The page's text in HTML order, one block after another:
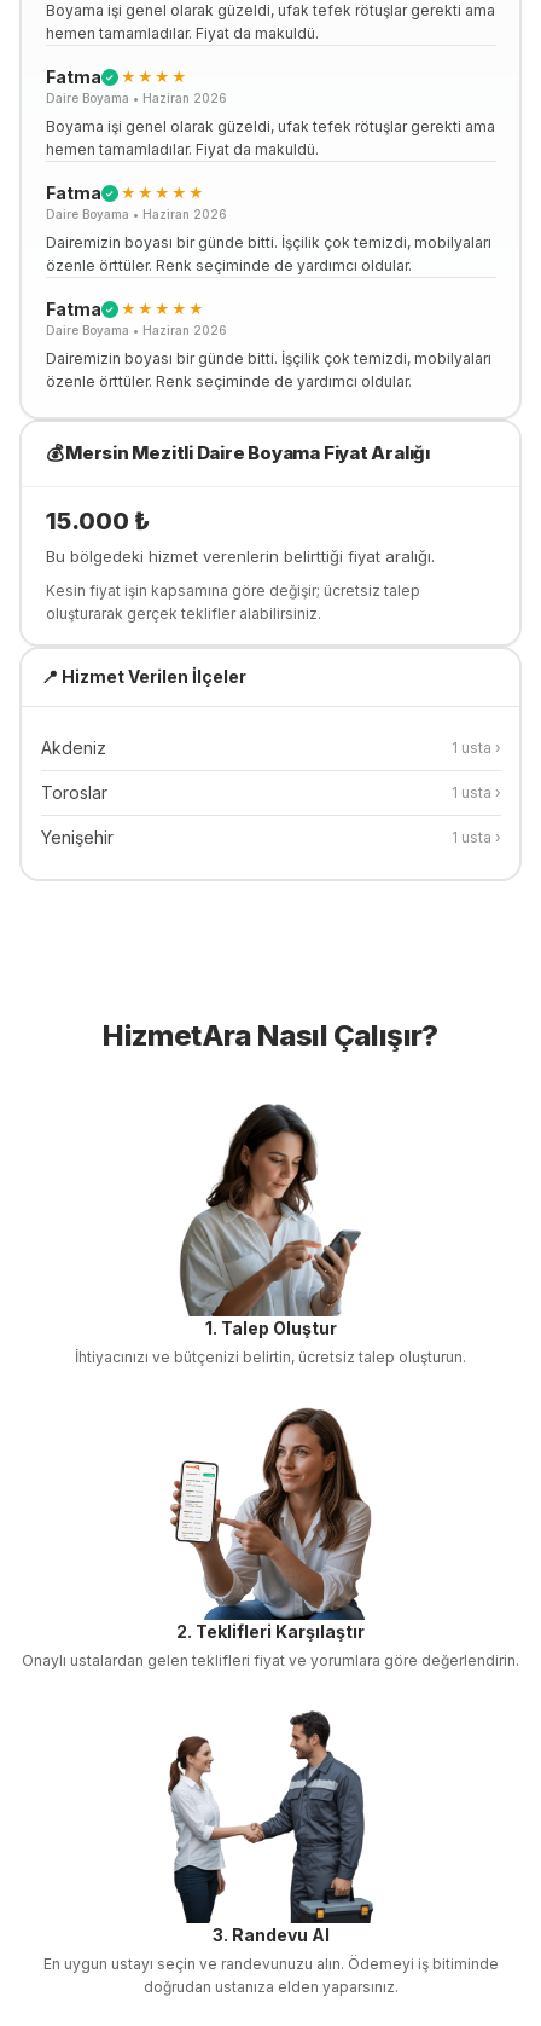
Boyama işi genel olarak güzeldi, ufak tefek rötuşlar gerekti ama
hemen tamamladılar. Fiyat da makuldü.
Fatma ✓ ★★★★
Daire Boyama • Haziran 2026
Boyama işi genel olarak güzeldi, ufak tefek rötuşlar gerekti ama
hemen tamamladılar. Fiyat da makuldü.
Fatma ✓ ★★★★★
Daire Boyama • Haziran 2026
Dairemizin boyası bir günde bitti. İşçilik çok temizdi, mobilyaları
özenle örttüler. Renk seçiminde de yardımcı oldular.
Fatma ✓ ★★★★★
Daire Boyama • Haziran 2026
Dairemizin boyası bir günde bitti. İşçilik çok temizdi, mobilyaları
özenle örttüler. Renk seçiminde de yardımcı oldular.
💰Mersin Mezitli Daire Boyama Fiyat Aralığı
15.000 ₺
Bu bölgedeki hizmet verenlerin belirttiği fiyat aralığı.
Kesin fiyat işin kapsamına göre değişir; ücretsiz talep
oluşturarak gerçek teklifler alabilirsiniz.
📍 Hizmet Verilen İlçeler
Akdeniz 1 usta ›
Toroslar 1 usta ›
Yenişehir 1 usta ›
HizmetAra Nasıl Çalışır?
1. Talep Oluştur
İhtiyacınızı ve bütçenizi belirtin, ücretsiz talep oluşturun.
2. Teklifleri Karşılaştır
Onaylı ustalardan gelen teklifleri fiyat ve yorumlara göre değerlendirin.
3. Randevu Al
En uygun ustayı seçin ve randevunuzu alın. Ödemeyi iş bitiminde
doğrudan ustanıza elden yaparsınız.